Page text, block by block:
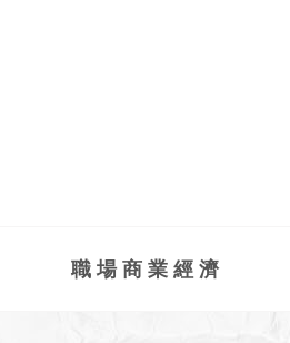
職場商業經濟